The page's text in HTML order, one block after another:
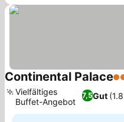
Continental Palace4
7,5Gut
Vielfältiges
Buffet-Angebot